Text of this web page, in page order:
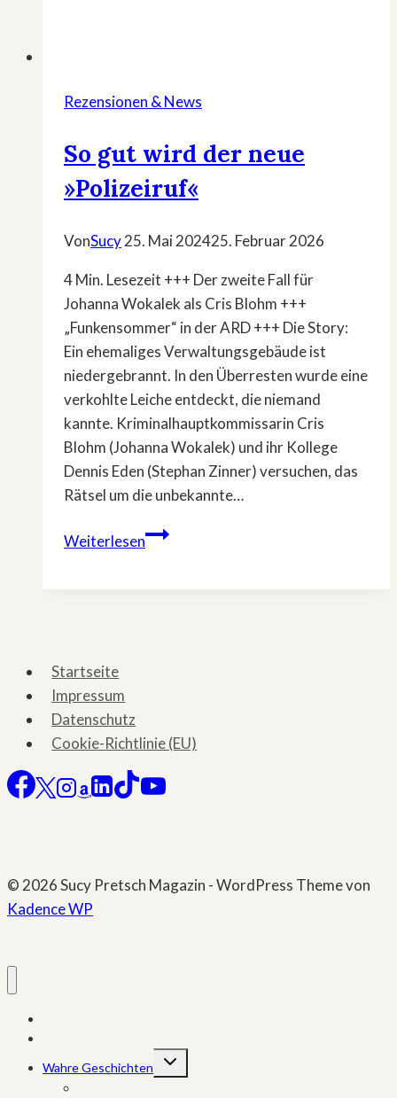
Rezensionen & News
So gut wird der neue
»Polizeiruf«
VonSucy25. Mai 202425. Februar 2026
4 Min. Lesezeit +++ Der zweite Fall für
Johanna Wokalek als Cris Blohm +++
„Funkensommer“ in der ARD +++ Die Story:
Ein ehemaliges Verwaltungsgebäude ist
niedergebrannt. In den Überresten wurde eine
verkohlte Leiche entdeckt, die niemand
kannte. Kriminalhauptkommissarin Cris
Blohm (Johanna Wokalek) und ihr Kollege
Dennis Eden (Stephan Zinner) versuchen, das
Rätsel um die unbekannte…
WeiterlesenSo
Startseite
Impressum
Datenschutz
Cookie-Richtlinie (EU)
© 2026 Sucy Pretsch Magazin - WordPress Theme von
Kadence WP
Wahre Geschichten
Untermenü